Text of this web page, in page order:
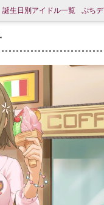
誕生日別アイドル一覧 ぷち